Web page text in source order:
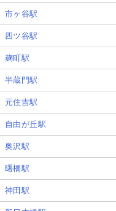
市ヶ谷駅
四ツ谷駅
麹町駅
半蔵門駅
元住吉駅
自由が丘駅
奥沢駅
曙橋駅
神田駅